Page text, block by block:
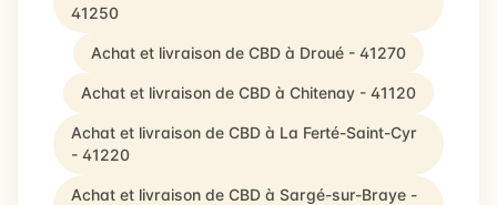
41250
Achat et livraison de CBD à Droué - 41270
Achat et livraison de CBD à Chitenay - 41120
Achat et livraison de CBD à La Ferté-Saint-Cyr
- 41220
Achat et livraison de CBD à Sargé-sur-Braye -